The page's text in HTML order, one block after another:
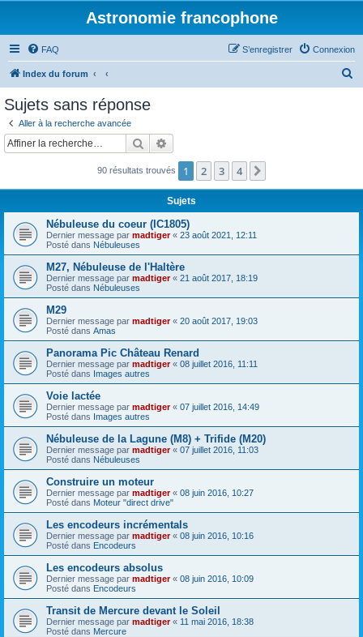
Astronomie francophone
FAQ Connexion
S’enregistrer
Index du forum
c
Sujets sans réponse
Aller à la recherche avancée
Rechercher
90 résultats trouvés 1 2 3 4
Sujets
Nébuleuse du coeur (IC1805)
Dernier message par madtiger« 23 août 2021, 12:11
Posté dans Nébuleuses
M27, Nébuleuse de l'Haltère
Dernier message par madtiger« 21 août 2017, 18:19
Posté dans Nébuleuses
M29
Dernier message par madtiger« 20 août 2017, 19:03
Posté dans Amas
Panorama Pic Château Renard
Dernier message par madtiger« 08 juillet 2016, 11:11
Posté dans Images autres
Voie lactée
Dernier message par madtiger« 07 juillet 2016, 14:49
Posté dans Images autres
Nébuleuse de la Lagune (M8) + Trifide (M20)
Dernier message par madtiger« 07 juillet 2016, 11:03
Posté dans Nébuleuses
Construire un moteur
Dernier message par madtiger« 08 juin 2016, 10:27
Posté dans Moteur "direct drive"
Les encodeurs incrémentals
Dernier message par madtiger« 08 juin 2016, 10:16
Posté dans Encodeurs
Les encodeurs absolus
Dernier message par madtiger« 08 juin 2016, 10:09
Posté dans Encodeurs
Transit de Mercure devant le Soleil
Dernier message par madtiger« 11 mai 2016, 18:38
Posté dans Mercure